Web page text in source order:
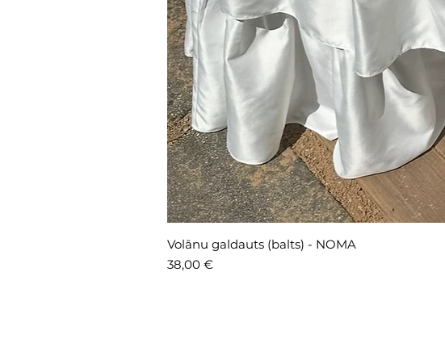
Volānu galdauts (balts) - NOMA
Cena
38,00 €